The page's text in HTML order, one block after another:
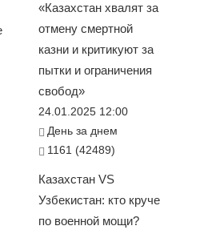
«Казахстан хвалят за
отмену смертной
казни и критикуют за
пытки и ограничения
свобод»
24.01.2025 12:00
День за днем
1161 (42489)
Казахстан VS
Узбекистан: кто круче
по военной мощи?